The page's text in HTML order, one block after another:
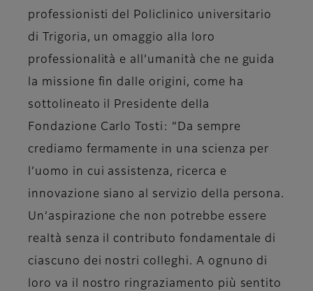
professionisti del Policlinico universitario
di Trigoria, un omaggio alla loro
professionalità e all’umanità che ne guida
la missione fin dalle origini, come ha
sottolineato il Presidente della
Fondazione Carlo Tosti : “Da sempre
crediamo fermamente in una scienza per
l’uomo in cui assistenza, ricerca e
innovazione siano al servizio della persona.
Un’aspirazione che non potrebbe essere
realtà senza il contributo fondamentale di
ciascuno dei nostri colleghi. A ognuno di
loro va il nostro ringraziamento più sentito